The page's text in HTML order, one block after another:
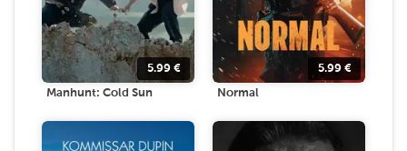
5.99 €
Manhunt: Cold Sun
5.99 €
Normal